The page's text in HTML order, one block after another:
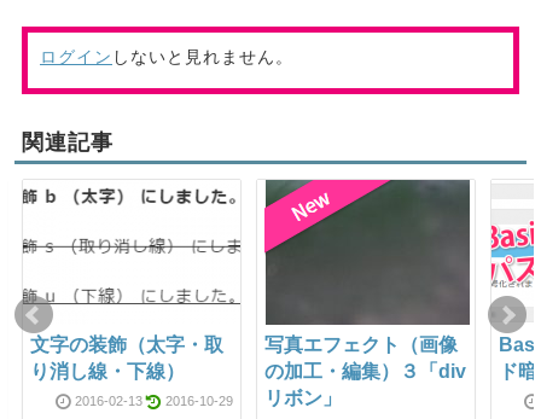
ログイン しないと見れません。
関連記事
文字の装飾（太字・取
り消し線・下線）
2016-02-13 2016-10-29
写真エフェクト（画像
の加工・編集）３「div
リボン」
ド